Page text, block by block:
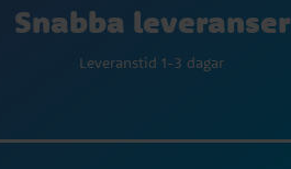
Snabba leveranser
Leveranstid 1-3 dagar